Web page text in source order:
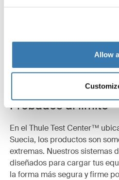
Allow
Probados al límite
En el Thule Test Center™
Suecia, los productos son
extremas. Nuestros sistemas
diseñados para cargar tus
la forma más segura y firme